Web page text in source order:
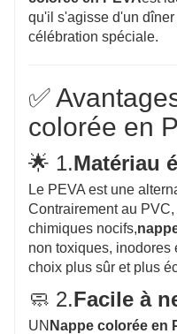
qu'il s'agisse d'un
célébration spéciale.
✅
colorée en
🌟 1.Matériau
Le PEVA est une
Contrairement au
chimiques nocifs,
non toxiques, inodores
choix plus sûr et plus
🧼 2.Facile à
UN Nappe colorée en